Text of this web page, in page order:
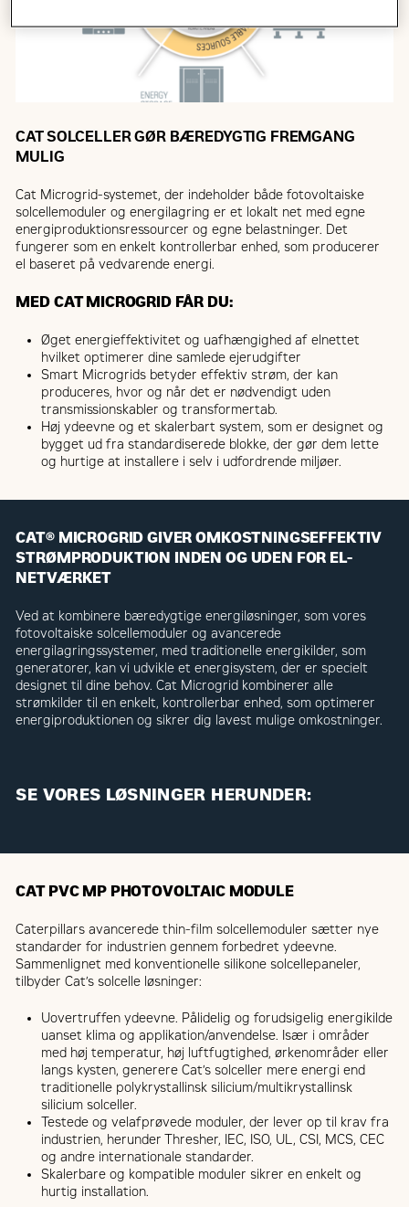
CAT SOLCELLER GØR BÆREDYGTIG FREMGANG
MULIG
Cat Microgrid-systemet, der indeholder både fotovoltaiske
solcellemoduler og energilagring er et lokalt net med egne
energiproduktionsressourcer og egne belastninger. Det
fungerer som en enkelt kontrollerbar enhed, som producerer
el baseret på vedvarende energi.
MED CAT MICROGRID FÅR DU:
Øget energieffektivitet og uafhængighed af elnettet
hvilket optimerer dine samlede ejerudgifter
Smart Microgrids betyder effektiv strøm, der kan
produceres, hvor og når det er nødvendigt uden
transmissionskabler og transformertab.
Høj ydeevne og et skalerbart system, som er designet og
bygget ud fra standardiserede blokke, der gør dem lette
og hurtige at installere i selv i udfordrende miljøer.
CAT® MICROGRID GIVER OMKOSTNINGSEFFEKTIV
STRØMPRODUKTION INDEN OG UDEN FOR EL-
NETVÆRKET
Ved at kombinere bæredygtige energiløsninger, som vores
fotovoltaiske solcellemoduler og avancerede
energilagringssystemer, med traditionelle energikilder, som
generatorer, kan vi udvikle et energisystem, der er specielt
designet til dine behov. Cat Microgrid kombinerer alle
strømkilder til en enkelt, kontrollerbar enhed, som optimerer
energiproduktionen og sikrer dig lavest mulige omkostninger.
SE VORES LØSNINGER HERUNDER:
CAT PVC MP PHOTOVOLTAIC MODULE
Caterpillars avancerede thin-film solcellemoduler sætter nye
standarder for industrien gennem forbedret ydeevne.
Sammenlignet med konventionelle silikone solcellepaneler,
tilbyder Cat’s solcelle løsninger:
Uovertruffen ydeevne. Pålidelig og forudsigelig energikilde
uanset klima og applikation/anvendelse. Især i områder
med høj temperatur, høj luftfugtighed, ørkenområder eller
langs kysten, generere Cat’s solceller mere energi end
traditionelle polykrystallinsk silicium/multikrystallinsk
silicium solceller.
Testede og velafprøvede moduler, der lever op til krav fra
industrien, herunder Thresher, IEC, ISO, UL, CSI, MCS, CEC
og andre internationale standarder.
Skalerbare og kompatible moduler sikrer en enkelt og
hurtig installation.